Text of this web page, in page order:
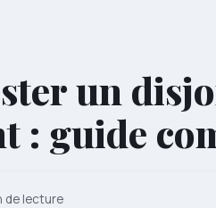
un
: guide
de lecture